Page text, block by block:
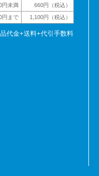
円未満
660円（税込）
円まで
1,100円（税込）
代金+送料+代引手数料